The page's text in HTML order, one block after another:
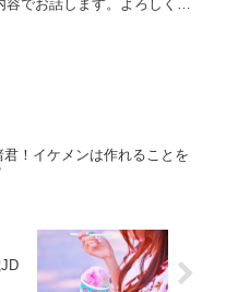
容でお話します。よろしくお
君！イケメンは作れることを